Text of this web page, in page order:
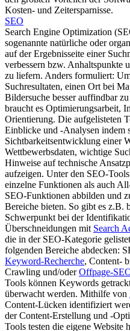
Kosten- und Zeitersparnisse.
SEO
Search Engine Optimization
sogenannte natürliche oder
auf der Ergebnisseite einer
verbessern bzw. Anhaltspunkte
zu liefern. Anders formuliert:
Suchresultaten, einen Ort bei
Bildersuche besser auffindbar
braucht es Optimierungsarbeit,
Orientierung. Die aufgelisteten
Einblicke und -Analysen indem
Sichtbarkeitsentwicklung einer
Wettbewerbsdaten, wichtige
Hinweise auf technische
aufzeigen. Unter den SEO-
einzelne Funktionen als auch
SEO-Funktionen abbilden und
Bereiche bieten. So gibt es z.B.
Schwerpunkt bei der
Überschneidungen mit Search
die in der SEO-Kategorie
folgenden Bereiche abdecken:
Keyword-Recherche, Content-
Crawling und/oderOffpage-
Tools können Keywords
überwacht werden. Mithilfe von
Content-Lücken identifiziert
der Content-Erstellung und -
Tools testen die eigene